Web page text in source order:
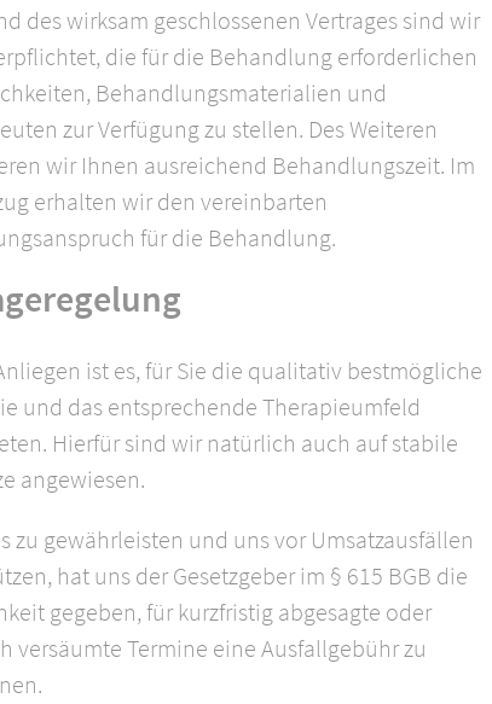
des wirksam geschlossenen Vertrages sind wir
die für die Behandlung erforderlichen
Behandlungsmaterialien und
zur Verfügung zu stellen. Des Weiteren
wir Ihnen ausreichend Behandlungszeit. Im
erhalten wir den vereinbarten
für die Behandlung.
ist es, für Sie die qualitativ bestmögliche
und das entsprechende Therapieumfeld
Hierfür sind wir natürlich auch auf stabile
angewiesen.
zu gewährleisten und uns vor Umsatzausfällen
hat uns der Gesetzgeber im § 615 BGB die
gegeben, für kurzfristig abgesagte oder
versäumte Termine eine Ausfallgebühr zu